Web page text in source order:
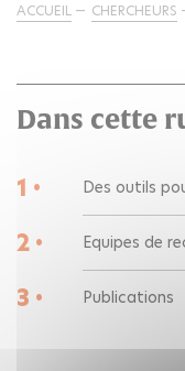
ACCUEIL CHERCHEURS
Dans cette
1 • Des outils
2 • Equipes de
3 • Publications